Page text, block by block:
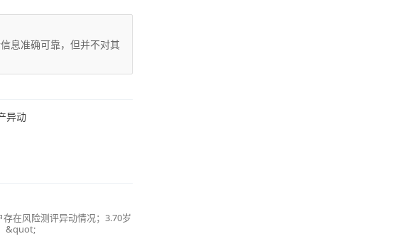
息准确可靠，但并不对其
异动
在风险测评异动情况；3.70岁
&quot;